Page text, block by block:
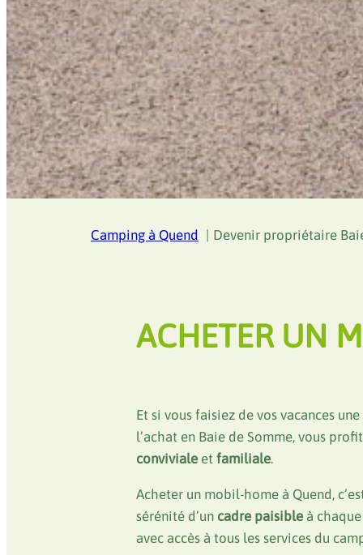
Camping à Quend Devenir propriétaire
ACHETER UN
Et si vous faisiez de vos vacances
l’achat en Baie de Somme, vous
conviviale et familiale.
Acheter un mobil-home à Quend,
sérénité d’un cadre paisible à
avec accès à tous les services du